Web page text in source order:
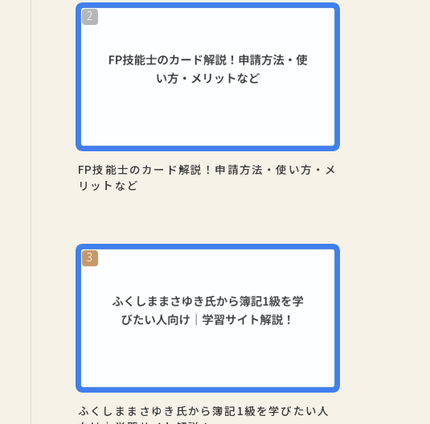
FP技能士のカード解説！申請方法・使い方・メ
リットなど
ふくしままさゆき氏から簿記1級を学びたい人